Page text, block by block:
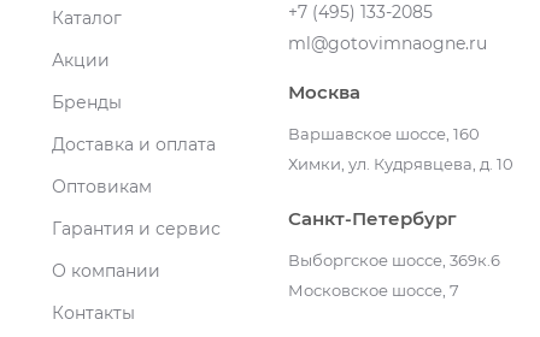
Каталог
Акции
Бренды
Доставка и оплата
Оптовикам
Гарантия и сервис
О компании
Контакты
+7 (495) 133-2085
ml@gotovimnaogne.ru
Москва
Варшавское шоссе, 160
Химки, ул. Кудрявцева, д. 10
Санкт-Петербург
Выборгское шоссе, 369к.6
Московское шоссе, 7